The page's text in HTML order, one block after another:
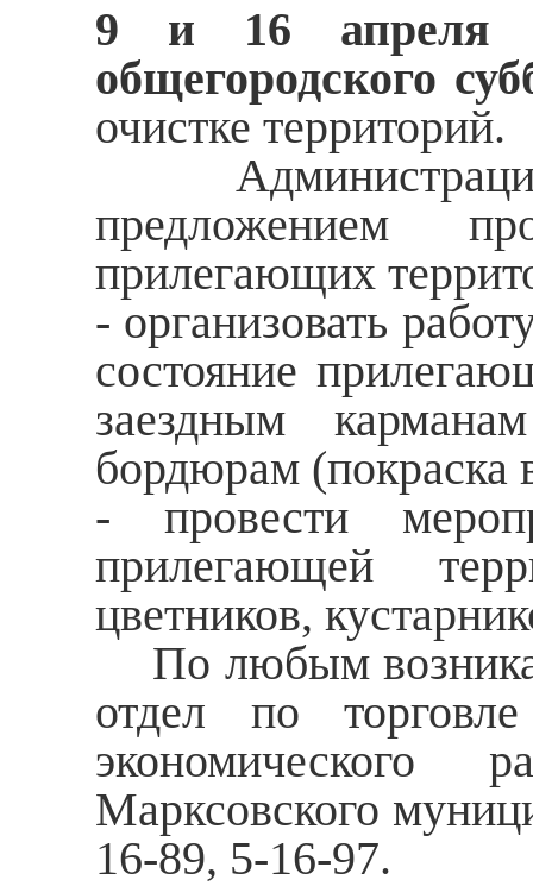
9 и 16 апреля
общегородского
очистке территорий.
Администрация
предложением
прилегающих
- организовать
состояние
заездным
бордюрам (покраска
- провести
прилегающей
цветников,
По любым
отдел по
экономического
Марксовского
16-89, 5-16-97.